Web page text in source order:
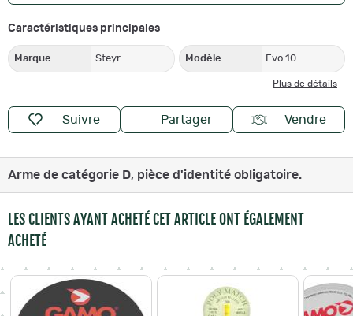
Caractéristiques principales
Marque Steyr Modèle Evo 10
Plus de détails
Suivre Partager Vendre
Arme de catégorie D, pièce d'identité obligatoire.
LES CLIENTS AYANT ACHETÉ CET ARTICLE ONT ÉGALEMENT
ACHETÉ